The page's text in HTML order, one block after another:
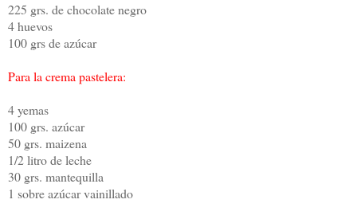
225 grs. de chocolate negro
4 huevos
100 grs de azúcar
Para la crema pastelera:
4 yemas
100 grs. azúcar
50 grs. maizena
1/2 litro de leche
30 grs. mantequilla
1 sobre azúcar vainillado